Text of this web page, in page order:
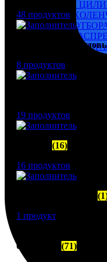
БЛОК
ВАЛ
ВАЛ
ВАЛ
ГОЛОВКА
КАРТЕР
НАСОС
НАСОС
НАСОС
НАСОС
РЕВЕРС-
ФИЛЬТР
Движительно –
48 продуктов
Светильники
8 продуктов
19 продуктов
(16)
16 продуктов
1 продукт
6-8Ч 23/30 (71)